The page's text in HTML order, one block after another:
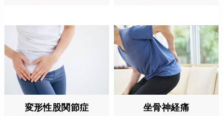
変形性股関節症 坐骨神経痛